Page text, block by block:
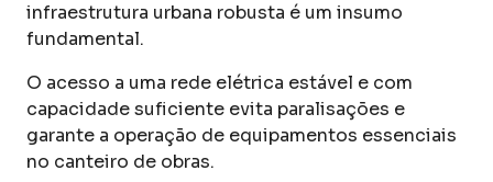
infraestrutura urbana robusta é um insumo
fundamental.
O acesso a uma rede elétrica estável e com
capacidade suficiente evita paralisações e
garante a operação de equipamentos essenciais
no canteiro de obras.